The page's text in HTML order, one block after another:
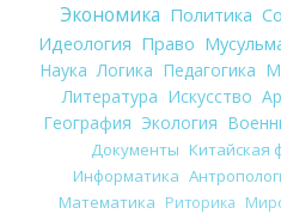
Экономика Политика
Идеология Право
Наука Логика Педагогика
Литература Искусство
География Экология
Документы Китайская
Информатика
Математика Риторика